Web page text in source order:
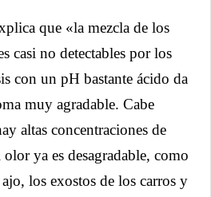
que «la mezcla de los
casi no detectables por los
con un pH bastante ácido da
muy agradable. Cabe
altas concentraciones de
olor ya es desagradable, como
los exostos de los carros y